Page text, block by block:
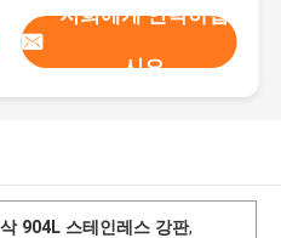
저희에게 연락하십
시오
904L 스테인레스 강판,